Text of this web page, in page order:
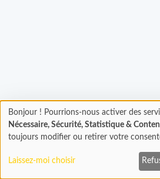
Chargement... Chargement
En cours...
Bonjour ! Pourrions-nous activer des
Nécessaire, Sécurité, Statistique &
toujours modifier ou retirer votre
Laissez-moi choisir